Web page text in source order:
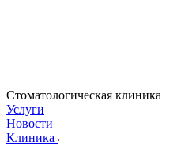
Стоматологическая клиника
Услуги
Новости
Клиника